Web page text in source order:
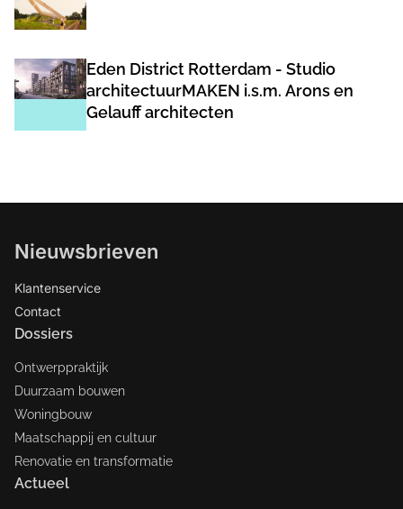
Eden District Rotterdam - Studio
architectuurMAKEN i.s.m. Arons en
Gelauff architecten
Nieuwsbrieven
Klantenservice
Contact
Dossiers
Ontwerppraktijk
Duurzaam bouwen
Woningbouw
Maatschappij en cultuur
Renovatie en transformatie
Actueel